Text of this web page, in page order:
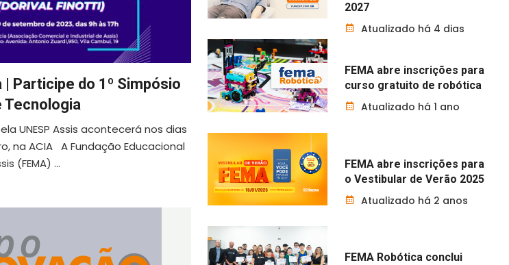
| Participe do 1º Simpósio
Tecnologia
UNESP Assis acontecerá nos dias
na ACIA A Fundação Educacional
(FEMA) ...
2027
Atualizado há 4 dias
FEMA abre inscrições para
curso gratuito de robótica
Atualizado há 1 ano
FEMA abre inscrições para
o Vestibular de Verão 2025
Atualizado há 2 anos
FEMA Robótica conclui